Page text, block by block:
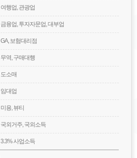
여행업, 관광업
금융업, 투자자문업, 대부업
GA, 보험대리점
무역, 구매대행
도소매
임대업
미용, 뷰티
국외거주, 국외소득
3.3% 사업소득